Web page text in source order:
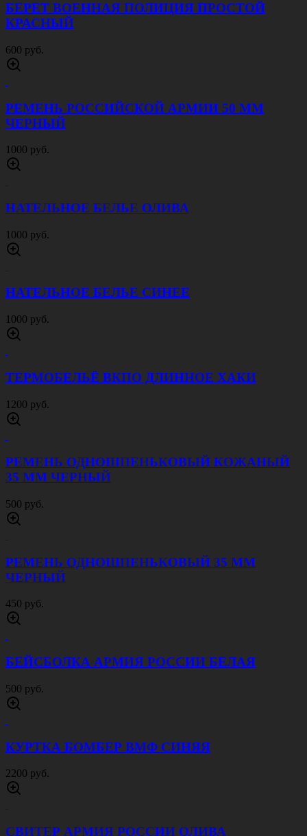
БЕРЕТ ВОЕННАЯ ПОЛИЦИЯ ПРОСТОЙ
КРАСНЫЙ
600 руб.
РЕМЕНЬ РОССИЙСКОЙ АРМИИ 50 ММ
ЧЕРНЫЙ
1000 руб.
НАТЕЛЬНОЕ БЕЛЬЕ ОЛИВА
1000 руб.
НАТЕЛЬНОЕ БЕЛЬЕ СИНЕЕ
1000 руб.
ТЕРМОБЕЛЬЁ ВКПО ДЛИННОЕ ХАКИ
1200 руб.
РЕМЕНЬ ОДНОШПЕНЬКОВЫЙ КОЖАНЫЙ
35 ММ ЧЕРНЫЙ
500 руб.
РЕМЕНЬ ОДНОШПЕНЬКОВЫЙ 35 ММ
ЧЕРНЫЙ
450 руб.
БЕЙСБОЛКА АРМИЯ РОССИИ БЕЛАЯ
500 руб.
КУРТКА БОМБЕР ВМФ СИНЯЯ
2200 руб.
СВИТЕР АРМИЯ РОССИИ ОЛИВА